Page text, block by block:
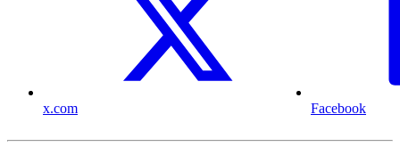
x.com Facebook